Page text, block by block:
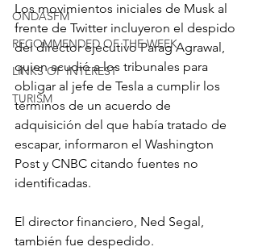
ONDASFM
RECOMMENDED OF THE WEEK
LINKS OF INTEREST
TURISM
Los movimientos iniciales de Musk al
frente de Twitter incluyeron el despido
del director ejecutivo Parag Agrawal,
quien acudió a los tribunales para
obligar al jefe de Tesla a cumplir los
términos de un acuerdo de
adquisición del que había tratado de
escapar, informaron el Washington
Post y CNBC citando fuentes no
identificadas.
El director financiero, Ned Segal,
también fue despedido.